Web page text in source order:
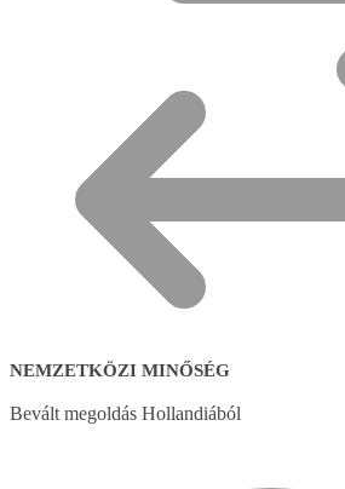
NEMZETKÖZI MINŐSÉG
Bevált megoldás Hollandiából